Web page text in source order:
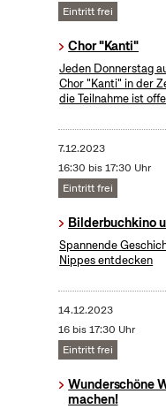
Eintritt frei
Chor "Kanti"
Jeden Donnerstag
Chor "Kanti" in der
die Teilnahme ist
7.12.2023
16:30 bis 17:30 Uhr
Eintritt frei
Bilderbuchkino
Spannende
Nippes entdecken
14.12.2023
16 bis 17:30 Uhr
Eintritt frei
Wunderschöne
machen!